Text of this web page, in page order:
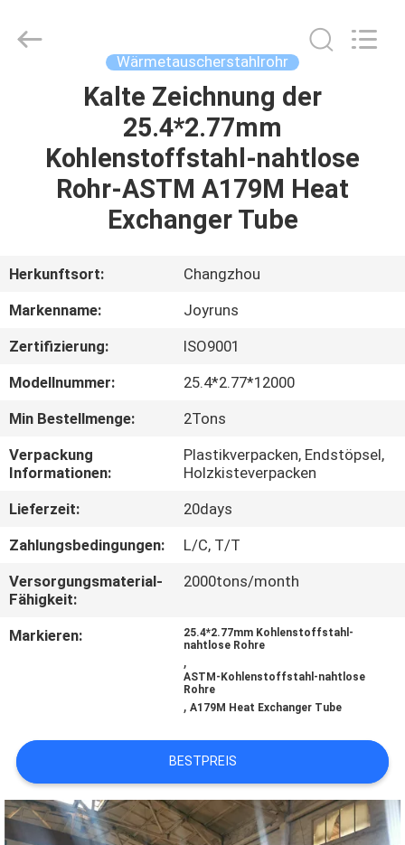
PRODUKTE
FABRIK-
QUALITÄTSKONTROLLE
TRETEN
SIE
MIT
UNS
IN
VERBINDUNG
ZITAT
SEITENVERZEICHNIS
Tube
Wärmetauscherstahlrohr
Kalte Zeichnung der
25.4*2.77mm
Kohlenstoffstahl-nahtlose
Rohr-ASTM A179M Heat
Exchanger Tube
Herkunftsort:
Changzhou
Markenname:
Joyruns
Zertifizierung:
ISO9001
Modellnummer:
25.4*2.77*12000
Min Bestellmenge:
2Tons
Verpackung
Informationen:
Plastikverpacken, Endstöpsel,
Holzkisteverpacken
Lieferzeit:
20days
Zahlungsbedingungen:
L/C, T/T
Versorgungsmaterial-
Fähigkeit:
2000tons/month
Markieren:
25.4*2.77mm Kohlenstoffstahl-
nahtlose Rohre
,
ASTM-Kohlenstoffstahl-nahtlose
Rohre
,A179M Heat Exchanger Tube
BESTPREIS